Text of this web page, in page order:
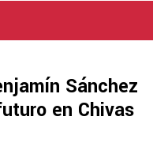
Sánchez
en Chivas